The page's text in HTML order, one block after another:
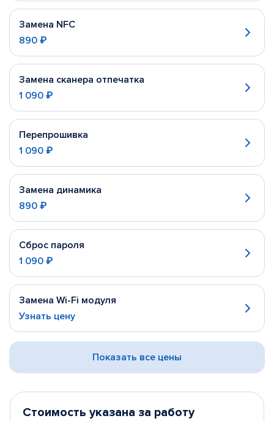
Замена NFC
890 ₽
Замена сканера отпечатка
1 090 ₽
Перепрошивка
1 090 ₽
Замена динамика
890 ₽
Сброс пароля
1 090 ₽
Замена Wi-Fi модуля
Узнать цену
Показать все цены
Стоимость указана за работу